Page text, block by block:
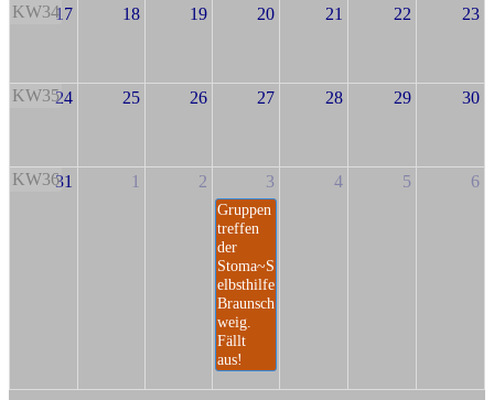
KW3417 18 19 20 21 22 23
KW3524 25 26 27 28 29 30
KW3631 1 2 3
Gruppen
treffen
der
Stoma~S
elbsthilfe
Braunsch
weig.
Fällt
aus!
4 5 6